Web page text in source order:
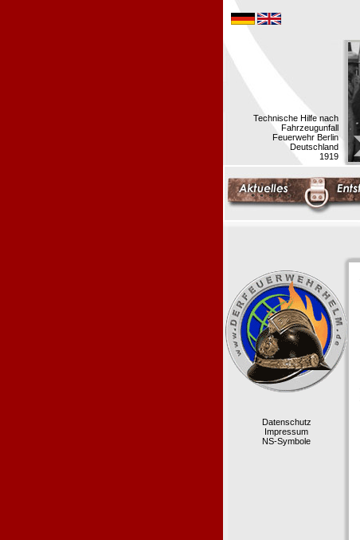
Technische Hilfe nach
Fahrzeugunfall
Feuerwehr Berlin
Deutschland
1919
Datenschutz
Impressum
NS-Symbole